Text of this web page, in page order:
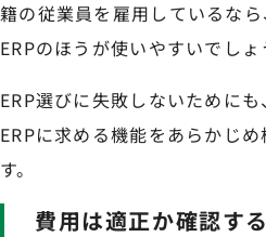
籍の従業員を雇用しているな
ERPのほうが使いやすいでしょ
ERP選びに失敗しないためにも
ERPに求める機能をあらかじ
す。
費用は適正か確認する